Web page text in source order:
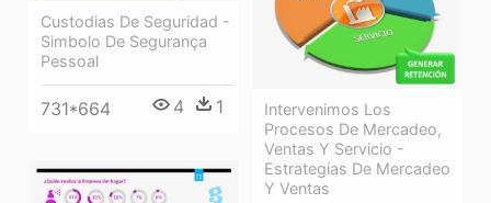
Custodias De Seguridad -
Simbolo De Segurança
Pessoal
731*664 4 1
Intervenimos Los
Procesos De Mercadeo,
Ventas Y Servicio -
Estrategias De Mercadeo
Y Ventas